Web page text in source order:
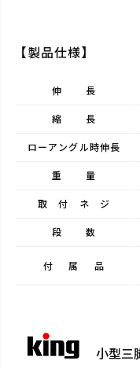
【製品仕様】
伸長
縮長
ローアングル時伸長
重量
取付ネジ
段数
付属品
小型三